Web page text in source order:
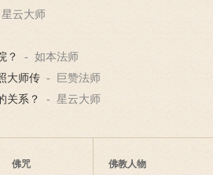
云大师
？
- 如本法师
大师传 - 巨赞法师
关系？
- 星云大师
佛咒
佛教人物